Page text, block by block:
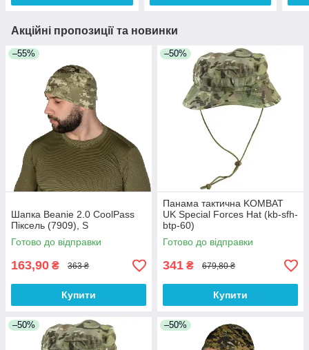
Акційні пропозиції та новинки
–55%
Шапка Beanie 2.0 CoolPass
Піксель (7909), S
Готово до відправки
163,90 ₴ 363 ₴
Купити
–50%
Панама тактична KOMBAT
UK Special Forces Hat (kb-sfh-
btp-60)
Готово до відправки
341 ₴ 679,80 ₴
Купити
–50% –50%